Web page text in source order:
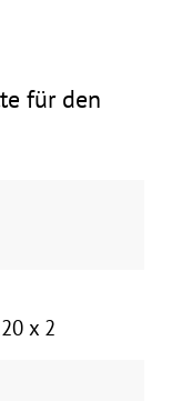
für den
x 2